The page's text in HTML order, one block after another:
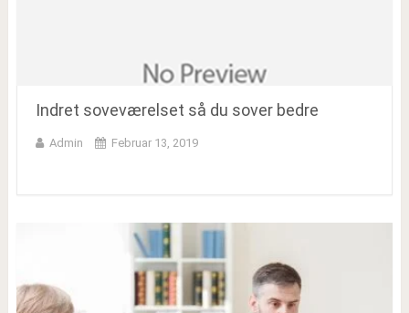
Indret soveværelset så du sover bedre
Admin Februar 13, 2019